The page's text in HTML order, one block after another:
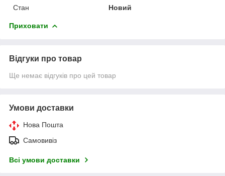
Стан
Новий
Приховати
Відгуки про товар
Ще немає відгуків про цей товар
Умови доставки
Нова Пошта
Самовивіз
Всі умови доставки